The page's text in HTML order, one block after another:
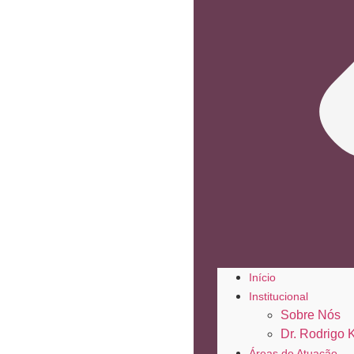
Início
Institucional
Sobre Nós
Dr. Rodrigo